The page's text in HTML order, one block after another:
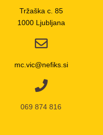
Tržaška c. 85
1000 Ljubljana
mc.vic@nefiks.si
069 874 816